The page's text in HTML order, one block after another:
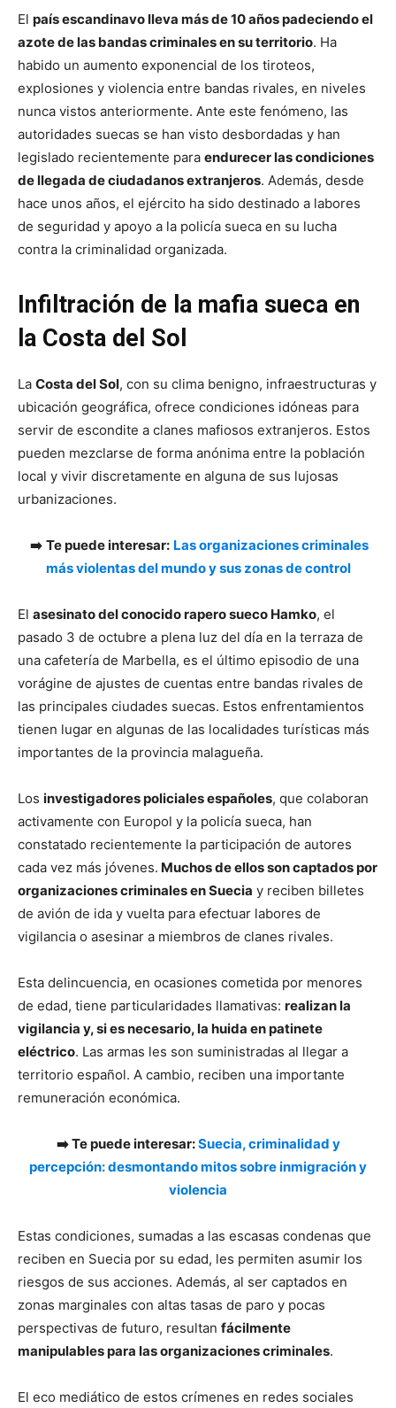
El país escandinavo lleva más de 10 años padeciendo el
azote de las bandas criminales en su territorio. Ha
habido un aumento exponencial de los tiroteos,
explosiones y violencia entre bandas rivales, en niveles
nunca vistos anteriormente. Ante este fenómeno, las
autoridades suecas se han visto desbordadas y han
legislado recientemente para endurecer las condiciones
de llegada de ciudadanos extranjeros. Además, desde
hace unos años, el ejército ha sido destinado a labores
de seguridad y apoyo a la policía sueca en su lucha
contra la criminalidad organizada.
Infiltración de la mafia sueca en
la Costa del Sol
La Costa del Sol, con su clima benigno, infraestructuras y
ubicación geográfica, ofrece condiciones idóneas para
servir de escondite a clanes mafiosos extranjeros. Estos
pueden mezclarse de forma anónima entre la población
local y vivir discretamente en alguna de sus lujosas
urbanizaciones.
➡️ Te puede interesar: Las organizaciones criminales
más violentas del mundo y sus zonas de control
El asesinato del conocido rapero sueco Hamko, el
pasado 3 de octubre a plena luz del día en la terraza de
una cafetería de Marbella, es el último episodio de una
vorágine de ajustes de cuentas entre bandas rivales de
las principales ciudades suecas. Estos enfrentamientos
tienen lugar en algunas de las localidades turísticas más
importantes de la provincia malagueña.
Los investigadores policiales españoles, que colaboran
activamente con Europol y la policía sueca, han
constatado recientemente la participación de autores
cada vez más jóvenes. Muchos de ellos son captados por
organizaciones criminales en Suecia y reciben billetes
de avión de ida y vuelta para efectuar labores de
vigilancia o asesinar a miembros de clanes rivales.
Esta delincuencia, en ocasiones cometida por menores
de edad, tiene particularidades llamativas: realizan la
vigilancia y, si es necesario, la huida en patinete
eléctrico. Las armas les son suministradas al llegar a
territorio español. A cambio, reciben una importante
remuneración económica.
➡️ Te puede interesar:Suecia, criminalidad y
percepción: desmontando mitos sobre inmigración y
violencia
Estas condiciones, sumadas a las escasas condenas que
reciben en Suecia por su edad, les permiten asumir los
riesgos de sus acciones. Además, al ser captados en
zonas marginales con altas tasas de paro y pocas
perspectivas de futuro, resultan fácilmente
manipulables para las organizaciones criminales.
El eco mediático de estos crímenes en redes sociales